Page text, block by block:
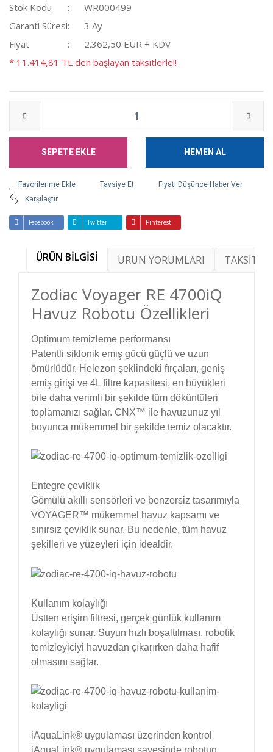
Stok Kodu
WR000499
Garanti Süresi
3 Ay
Fiyat
2.362,50 EUR + KDV
* 11.414,81 TL den başlayan taksitlerle!!
SEPETE EKLE HEMEN AL
Tavsiye Et
Fiyatı Düşünce Haber Ver
Karşılaştır
Facebook Twitter Pinterest
ÜRÜN BİLGİSİ ÜRÜN YORUMLARI TAKSİT
Zodiac Voyager RE 4700iQ
Havuz Robotu Özellikleri
Optimum temizleme performansı
Patentli siklonik emiş gücü güçlü ve uzun
ömürlüdür. Helezon şeklindeki fırçaları, geniş
emiş girişi ve 4L filtre kapasitesi, en büyükleri
bile daha verimli bir şekilde tüm döküntüleri
toplamanızı sağlar. CNX™ ile havuzunuz yıl
boyunca mükemmel bir şekilde temiz olacaktır.
Entegre çeviklik
Gömülü akıllı sensörleri ve benzersiz tasarımıyla
VOYAGER™ mükemmel havuz kapsamı ve
sınırsız çeviklik sunar. Bu nedenle, tüm havuz
şekilleri ve yüzeyleri için idealdir.
Kullanım kolaylığı
Üstten erişim filtresi, gerçek günlük kullanım
kolaylığı sunar. Suyun hızlı boşaltılması, robotik
temizleyiciyi havuzdan çıkarırken daha hafif
olmasını sağlar.
iAquaLink® uygulaması üzerinden kontrol